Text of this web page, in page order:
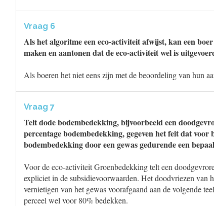
Vraag 6
Als het algoritme een eco-activiteit afwijst, kan een
maken en aantonen dat de eco-activiteit wel is
Als boeren het niet eens zijn met de beoordeling van hun
Vraag 7
Telt dode bodembedekking, bijvoorbeeld een
percentage bodembedekking, gegeven het feit dat
bodembedekking door een gewas gedurende een
Voor de eco-activiteit Groenbedekking telt een
expliciet in de subsidievoorwaarden. Het doodvriezen van
vernietigen van het gewas voorafgaand aan de volgende
perceel wel voor 80% bedekken.